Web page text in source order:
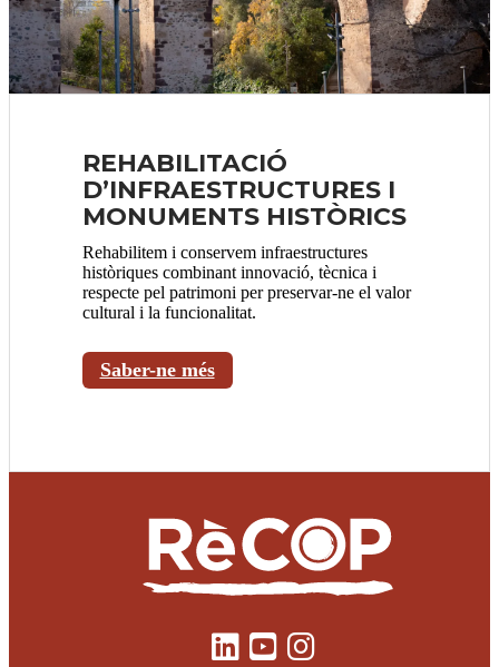
REHABILITACIÓ
D’INFRAESTRUCTURES I
MONUMENTS HISTÒRICS
Rehabilitem i conservem infraestructures
històriques combinant innovació, tècnica i
respecte pel patrimoni per preservar-ne el valor
cultural i la funcionalitat.
Saber-ne més